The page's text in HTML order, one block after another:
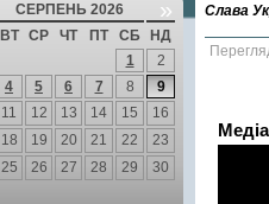
СЕРПЕНЬ 2026 »
ВТ СР ЧТ ПТ СБ
НД
1
2
4 5 6 7 8
9
11 12 13 14 15
16
18 19 20 21 22
23
25 26 27 28 29
30
Слава
Медіа